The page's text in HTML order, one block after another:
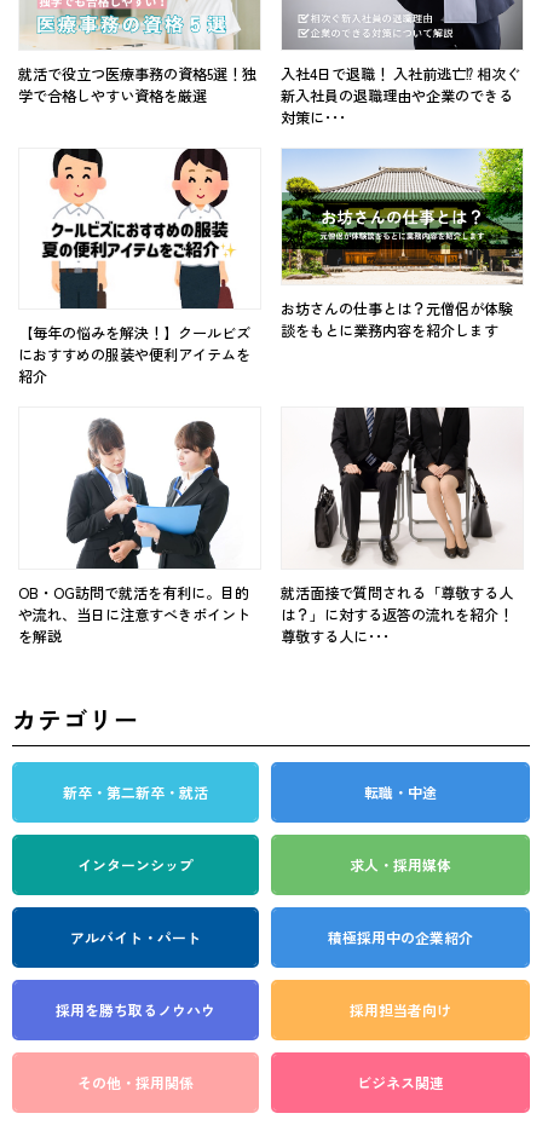
就活で役立つ医療事務の資格5選！独
学で合格しやすい資格を厳選
入社4日で退職！ 入社前逃亡⁉ 相次ぐ
新入社員の退職理由や企業のできる
対策に･･･
【毎年の悩みを解決！】クールビズ
におすすめの服装や便利アイテムを
紹介
お坊さんの仕事とは？元僧侶が体験
談をもとに業務内容を紹介します
OB・OG訪問で就活を有利に。目的
や流れ、当日に注意すべきポイント
を解説
就活面接で質問される「尊敬する人
は？」に対する返答の流れを紹介！
尊敬する人に･･･
カテゴリー
新卒・第二新卒・就活 転職・中途
インターンシップ 求人・採用媒体
アルバイト・パート 積極採用中の企業紹介
採用を勝ち取る ノウハウ 採用担当者向け
その他・採用関係 ビジネス関連